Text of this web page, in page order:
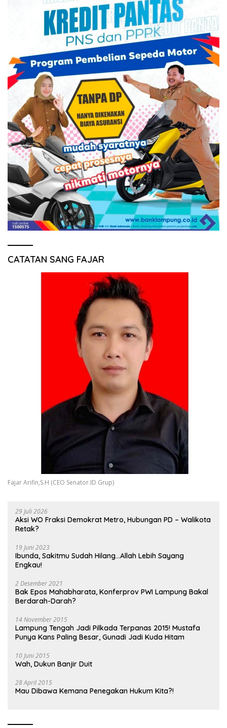
CATATAN SANG FAJAR
Fajar Arifin,S.H (CEO Senator.ID Grup)
29 Juli 2026
Aksi WO Fraksi Demokrat Metro, Hubungan PD – Walikota
Retak?
19 Juni 2023
Ibunda, Sakitmu Sudah Hilang…Allah Lebih Sayang
Engkau!
2 Desember 2021
Bak Epos Mahabharata, Konferprov PWI Lampung Bakal
Berdarah-Darah?
14 November 2015
Lampung Tengah Jadi Pilkada Terpanas 2015! Mustafa
Punya Kans Paling Besar, Gunadi Jadi Kuda Hitam
10 Juni 2015
Wah, Dukun Banjir Duit
28 April 2015
Mau Dibawa Kemana Penegakan Hukum Kita?!